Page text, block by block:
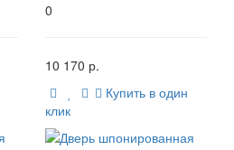
0
10 170 р.
Купить в один
клик